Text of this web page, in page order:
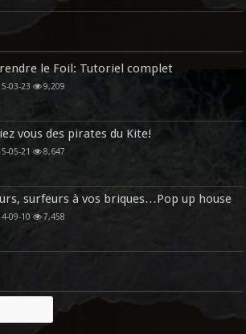
le Foil: Tutoriel complet
03-23 9,209
vous des pirates du Kite!
05-21 8,647
surfeurs à vos briques…Pop up house
09-10 7,458